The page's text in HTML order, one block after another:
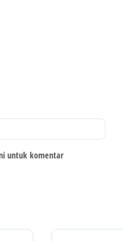
untuk komentar